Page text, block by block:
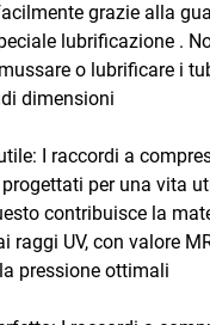
grazie alla
lubrificazione .
o lubrificare i
dimensioni
I raccordi a
per una vita
contribuisce la
raggi UV, con valore
pressione ottimali